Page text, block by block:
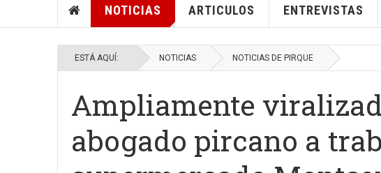
NOTICIAS ARTICULOS ENTREVISTAS
ESTÁ AQUÍ: NOTICIAS NOTICIAS DE PIRQUE
Ampliamente
abogado pircano a